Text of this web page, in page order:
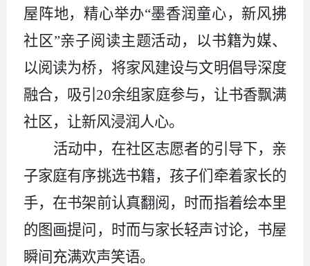
屋阵地，精心举办“墨香润童心，新风拂
社区”亲子阅读主题活动，以书籍为媒、
以阅读为桥，将家风建设与文明倡导深度
融合，吸引20余组家庭参与，让书香飘满
社区，让新风浸润人心。
活动中，在社区志愿者的引导下，亲
子家庭有序挑选书籍，孩子们牵着家长的
手，在书架前认真翻阅，时而指着绘本里
的图画提问，时而与家长轻声讨论，书屋
瞬间充满欢声笑语。